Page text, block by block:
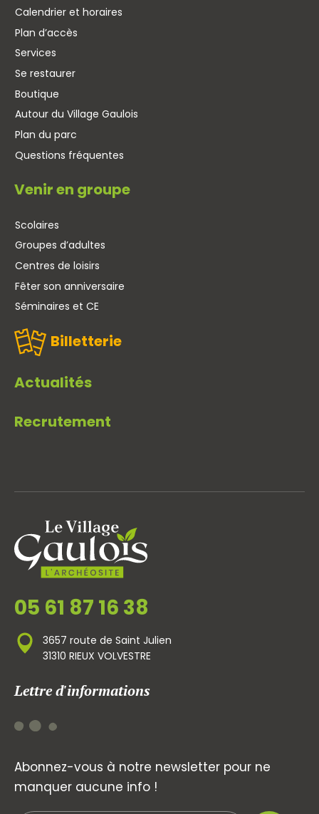
Calendrier et horaires
Plan d’accès
Services
Se restaurer
Boutique
Autour du Village Gaulois
Plan du parc
Questions fréquentes
Venir en groupe
Scolaires
Groupes d’adultes
Centres de loisirs
Fêter son anniversaire
Séminaires et CE
Billetterie
Actualités
Recrutement
05 61 87 16 38
3657 route de Saint Julien
31310 RIEUX VOLVESTRE
Lettre d'informations
Abonnez-vous à notre newsletter pour ne
manquer aucune info !